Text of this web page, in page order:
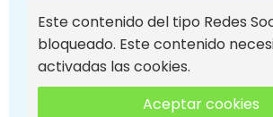
Este contenido del tipo Redes
bloqueado. Este contenido
activadas las cookies.
Aceptar cookies